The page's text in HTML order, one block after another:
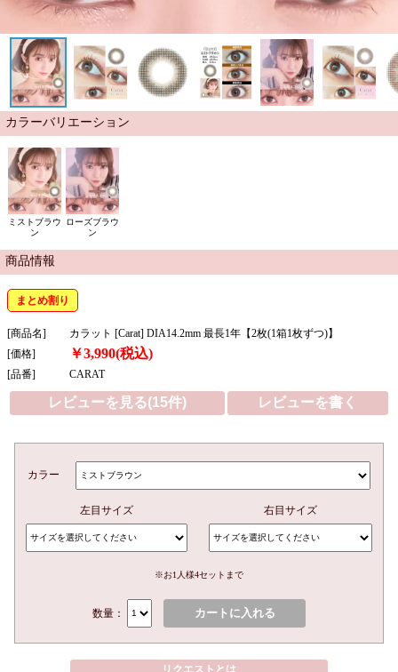
カラーバリエーション
ミストブラウ
ン
ローズブラウ
ン
商品情報
まとめ割り
[商品名]
カラット [Carat] DIA14.2mm 最長1年【2枚(1箱1枚ずつ)】
[価格]
￥3,990(税込)
[品番] CARAT
レビューを見る(15件) レビューを書く
カラー
左目サイズ 右目サイズ
※お1人様4セットまで
数量： カートに入れる
リクエストとは